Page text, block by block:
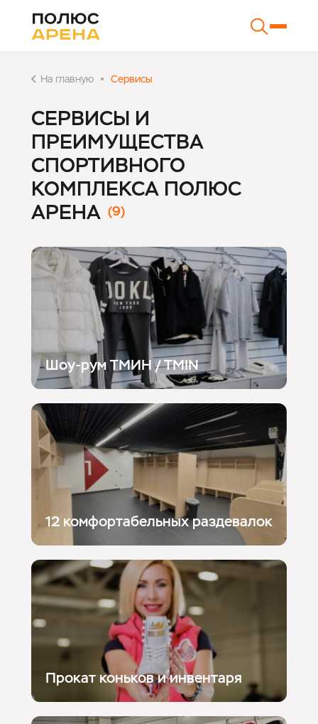
На главную Сервисы
СЕРВИСЫ И
ПРЕИМУЩЕСТВА
СПОРТИВНОГО
КОМПЛЕКСА ПОЛЮС
АРЕНА
Шоу-рум ТМИН / TMIN
12 комфортабельных раздевалок
Прокат коньков и инвентаря